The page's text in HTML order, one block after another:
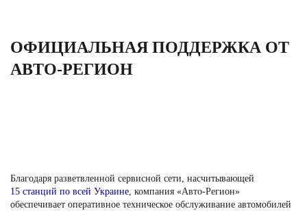
ОФИЦИАЛЬНАЯ ПОДДЕРЖКА ОТ
АВТО-РЕГИОН
Благодаря разветвленной сервисной сети, насчитывающей
15 станций по всей Украине, компания «Авто-Регион»
обеспечивает оперативное техническое обслуживание автомобилей